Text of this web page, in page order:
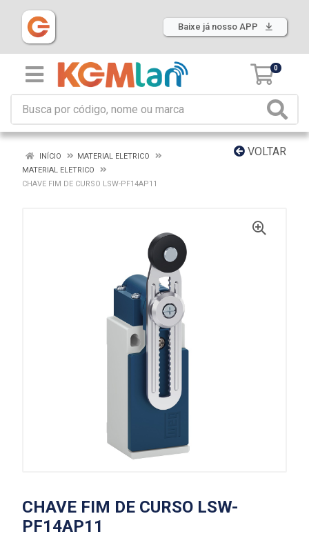
Baixe já nosso APP
0
VOLTAR
INÍCIO
MATERIAL ELETRICO
MATERIAL ELETRICO
CHAVE FIM DE CURSO LSW-PF14AP11
CHAVE FIM DE CURSO LSW-
PF14AP11